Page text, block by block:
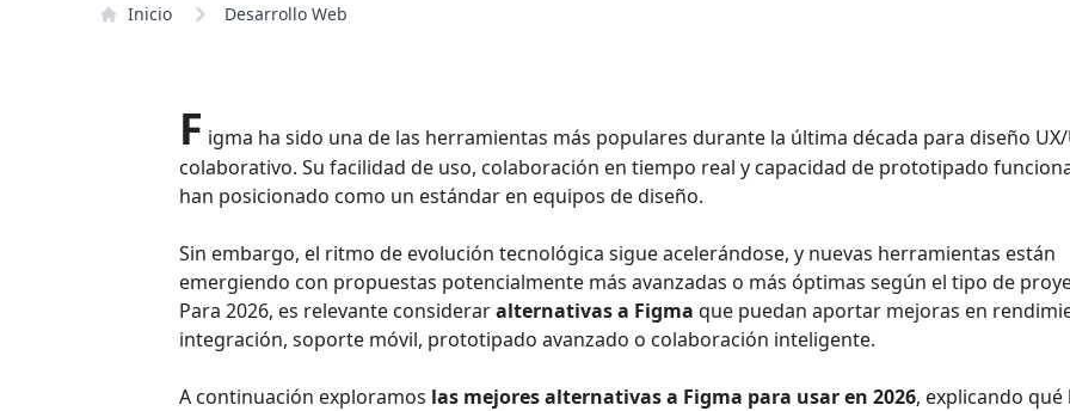
Inicio Desarrollo Web
F igma ha sido una de las herramientas más populares durante la última década para diseño
colaborativo. Su facilidad de uso, colaboración en tiempo real y capacidad de prototipado
han posicionado como un estándar en equipos de diseño.
Sin embargo, el ritmo de evolución tecnológica sigue acelerándose, y nuevas herramientas están
emergiendo con propuestas potencialmente más avanzadas o más óptimas según el tipo de
Para 2026, es relevante consideraralternativas a Figma que puedan aportar mejoras en
integración, soporte móvil, prototipado avanzado o colaboración inteligente.
A continuación exploramos las mejores alternativas a Figma para usar en 2026, explicando qué